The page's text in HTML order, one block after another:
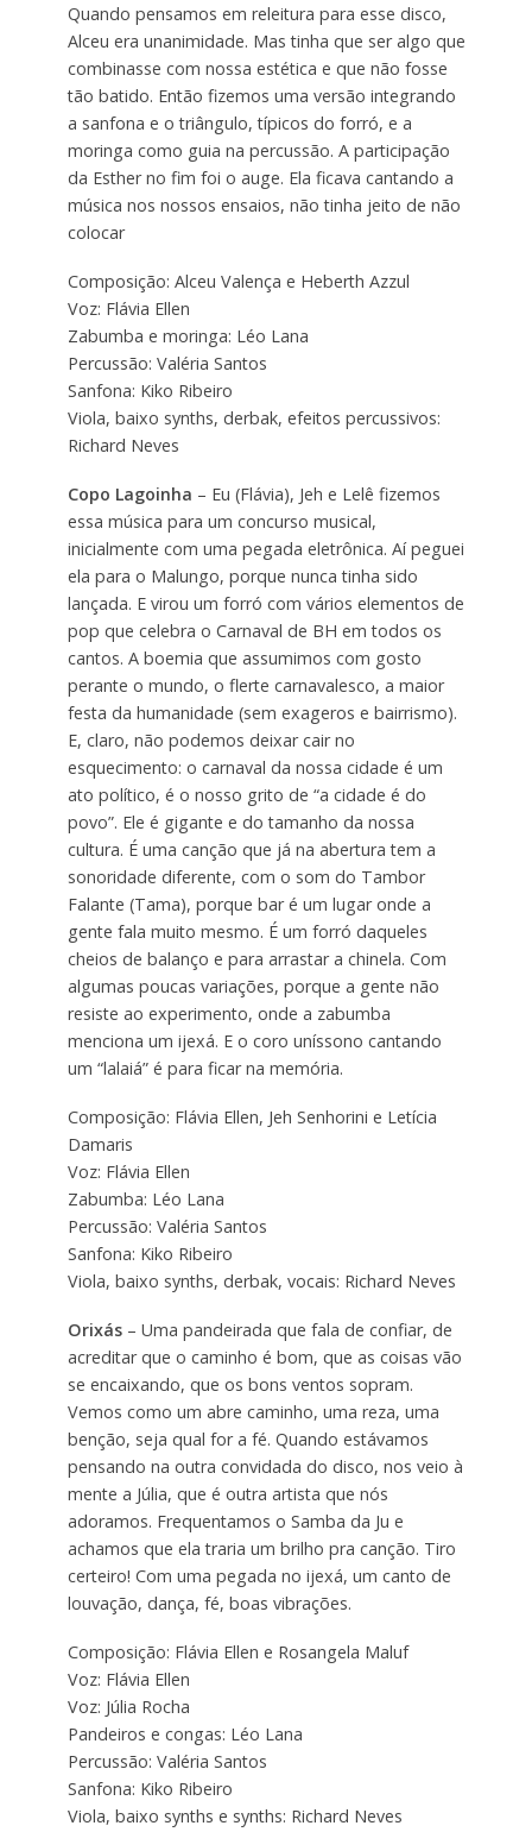
Quando pensamos em releitura para esse disco,
Alceu era unanimidade. Mas tinha que ser algo que
combinasse com nossa estética e que não fosse
tão batido. Então fizemos uma versão integrando
a sanfona e o triângulo, típicos do forró, e a
moringa como guia na percussão. A participação
da Esther no fim foi o auge. Ela ficava cantando a
música nos nossos ensaios, não tinha jeito de não
colocar
Composição: Alceu Valença e Heberth Azzul
Voz: Flávia Ellen
Zabumba e moringa: Léo Lana
Percussão: Valéria Santos
Sanfona: Kiko Ribeiro
Viola, baixo synths, derbak, efeitos percussivos:
Richard Neves
Copo Lagoinha – Eu (Flávia), Jeh e Lelê fizemos
essa música para um concurso musical,
inicialmente com uma pegada eletrônica. Aí peguei
ela para o Malungo, porque nunca tinha sido
lançada. E virou um forró com vários elementos de
pop que celebra o Carnaval de BH em todos os
cantos. A boemia que assumimos com gosto
perante o mundo, o flerte carnavalesco, a maior
festa da humanidade (sem exageros e bairrismo).
E, claro, não podemos deixar cair no
esquecimento: o carnaval da nossa cidade é um
ato político, é o nosso grito de “a cidade é do
povo”. Ele é gigante e do tamanho da nossa
cultura. É uma canção que já na abertura tem a
sonoridade diferente, com o som do Tambor
Falante (Tama), porque bar é um lugar onde a
gente fala muito mesmo. É um forró daqueles
cheios de balanço e para arrastar a chinela. Com
algumas poucas variações, porque a gente não
resiste ao experimento, onde a zabumba
menciona um ijexá. E o coro uníssono cantando
um “lalaiá” é para ficar na memória.
Composição: Flávia Ellen, Jeh Senhorini e Letícia
Damaris
Voz: Flávia Ellen
Zabumba: Léo Lana
Percussão: Valéria Santos
Sanfona: Kiko Ribeiro
Viola, baixo synths, derbak, vocais: Richard Neves
Orixás – Uma pandeirada que fala de confiar, de
acreditar que o caminho é bom, que as coisas vão
se encaixando, que os bons ventos sopram.
Vemos como um abre caminho, uma reza, uma
benção, seja qual for a fé. Quando estávamos
pensando na outra convidada do disco, nos veio à
mente a Júlia, que é outra artista que nós
adoramos. Frequentamos o Samba da Ju e
achamos que ela traria um brilho pra canção. Tiro
certeiro! Com uma pegada no ijexá, um canto de
louvação, dança, fé, boas vibrações.
Composição: Flávia Ellen e Rosangela Maluf
Voz: Flávia Ellen
Voz: Júlia Rocha
Pandeiros e congas: Léo Lana
Percussão: Valéria Santos
Sanfona: Kiko Ribeiro
Viola, baixo synths e synths: Richard Neves